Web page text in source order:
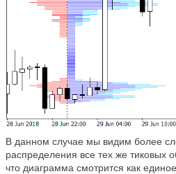
В данном случае мы видим более
распределения все тех же тиковых
что диаграмма смотрится как